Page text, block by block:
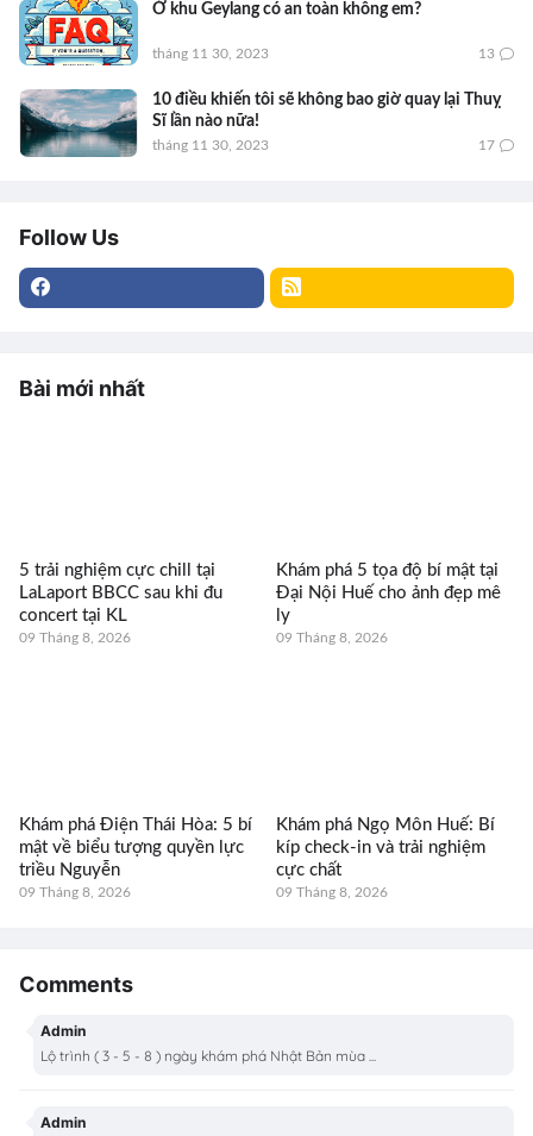
Ở khu Geylang có an toàn không em?
tháng 11 30, 2023 13
10 điều khiến tôi sẽ không bao giờ quay lại Thuỵ
Sĩ lần nào nữa!
tháng 11 30, 2023 17
Follow Us
Bài mới nhất
5 trải nghiệm cực chill tại
LaLaport BBCC sau khi đu
concert tại KL
09 Tháng 8, 2026
Khám phá 5 tọa độ bí mật tại
Đại Nội Huế cho ảnh đẹp mê
ly
09 Tháng 8, 2026
Khám phá Điện Thái Hòa: 5 bí
mật về biểu tượng quyền lực
triều Nguyễn
09 Tháng 8, 2026
Khám phá Ngọ Môn Huế: Bí
kíp check-in và trải nghiệm
cực chất
09 Tháng 8, 2026
Comments
Admin
Lộ trình ( 3 - 5 - 8 ) ngày khám phá Nhật Bản mùa ...
Admin